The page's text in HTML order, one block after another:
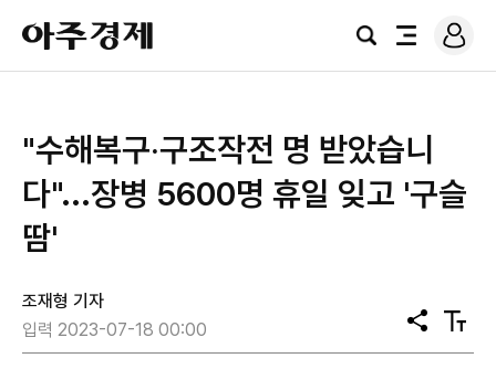
아
주
경
검
전
로
그
"수해복구‧구조작전 명 받았습니
다"...장병 5600명 휴일 잊고 '구슬
땀'
조재형 기자
입력 2023-07-18 00:00
공
유
텍
스